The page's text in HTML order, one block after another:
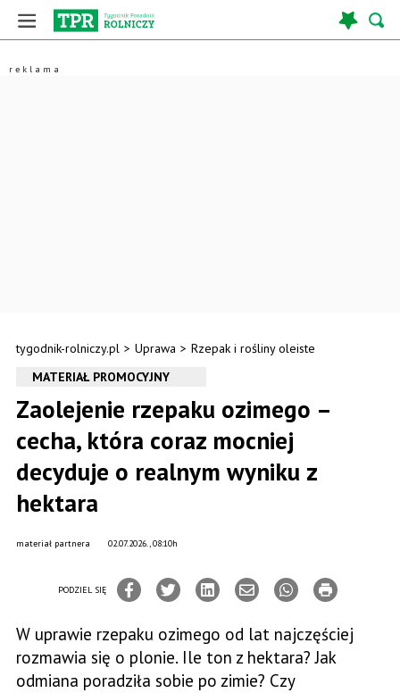
tygodnik-rolniczy.pl > Uprawa > Rzepak i rośliny oleiste
MATERIAŁ PROMOCYJNY
Zaolejenie rzepaku ozimego –
cecha, która coraz mocniej
decyduje o realnym wyniku z
hektara
02.07.2026., 08:10h
materiał partnera
PODZIEL SIĘ
W uprawie rzepaku ozimego od lat najczęściej
rozmawia się o plonie. Ile ton z hektara? Jak
odmiana poradziła sobie po zimie? Czy